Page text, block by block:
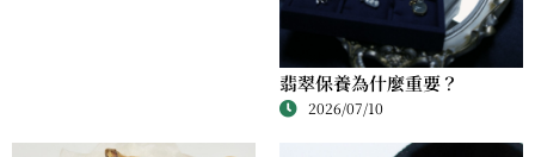
翡翠保養為什麼重要？
2026/07/10